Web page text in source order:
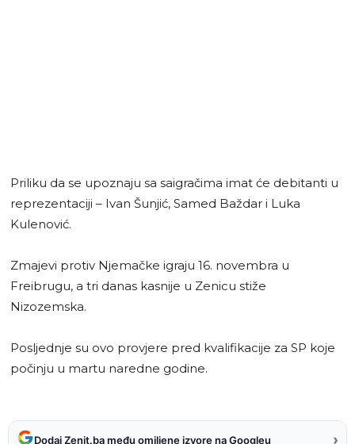
Priliku da se upoznaju sa saigračima imat će debitanti u
reprezentaciji – Ivan Šunjić, Samed Baždar i Luka
Kulenović.
Zmajevi protiv Njemačke igraju 16. novembra u
Freibrugu, a tri danas kasnije u Zenicu stiže
Nizozemska.
Posljednje su ovo provjere pred kvalifikacije za SP koje
počinju u martu naredne godine.
Dodaj Zenit.ba među omiljene izvore na Googleu ›